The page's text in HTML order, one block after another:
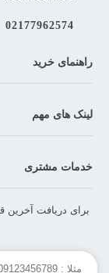
02177962574
راهنمای خرید
لینک های مهم
خدمات مشتری
برای دریافت آخرین